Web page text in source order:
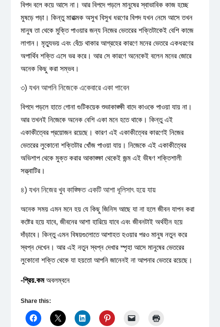
বিপদ বলে কয়ে আসে না। আর বিপদে পড়লে মানুষের স্বাভাবিক কাজ হচ্ছে
মুষড়ে পড়া। কিন্তু মারাত্মক অসুখ বিসুখ ধরণের বিপদ যখন নেমে আসে তখন
মানুষ তা থেকে মুক্তি পাওয়ার জন্য নিজের ভেতরের শক্তিটাকেই বেশি কাজে
লাগান। মৃত্যুভয় এবং বেঁচে থাকার আগ্রহের কারণে মনের ভেতরে একধরণের
অপার্থিব শক্তি এসে ভর করে। আর সে কারণে অনেকেই বলেন মনের জোরে
অনেক কিছু করা সম্ভব।
৩) যখন আপনি নিজেকে একেবারে একা পাবেন
বিপদে পড়লে হাতে গোনা গুটিকয়েক শুভাকাঙ্ক্ষী বাদে কাওকে পাওয়া যায় না।
আর তখনই নিজেকে অনেক বেশি একা মনে হতে থাকে। কিন্তু এই
একাকীত্বের প্রয়োজন রয়েছে। কারণ এই একাকীত্বের কারণেই নিজের
ভেতরের লুকোনো শক্তিটার খোঁজ পাওয়া যায়। নিজেকে এই একাকীত্বের
অভিশাপ থেকে মুক্ত করার আকাঙ্ক্ষা থেকেই জন্ম এই ভীষণ শক্তিশালী
সত্ত্বাটির।
৪) যখন নিজের খুব কাঙ্ক্ষিত একটি আশা ধূলিসাৎ হয়ে যায়
অনেক সময় এমন মনে হয় যে কিছু জিনিস আছে যা না হলে জীবন যাপন করা
কষ্টের হয়ে যাবে, জীবনের আশা হারিয়ে যাবে এবং জীবনটাই অর্থহীন হয়ে
দাঁড়াবে। কিন্তু এমন বিষয়গুলোতে আশাহত হওয়ার পরও মানুষ নতুন করে
স্বপ্ন দেখেন। আর এই নতুন স্বপ্ন দেখার স্পৃহা আসে মানুষের ভেতরের
লুকোনো শক্তি থেকে যা হয়তো আপনি জানেনই না আপনার ভেতরে রয়েছে।
-প্রিয়.কমঅবলম্বনে
Share this: